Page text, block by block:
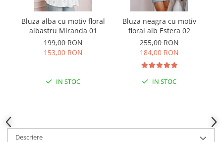
Bluza alba cu motiv floral
albastru Miranda 01
199,00 RON
153,00 RON
IN STOC
Bluza neagra cu motiv
floral alb Estera 02
255,00 RON
184,00 RON
IN STOC
Descriere